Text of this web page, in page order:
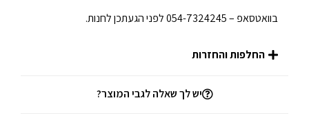
בוואטסאפ – 054-7324245 לפני הגעתכן לחנות.
החלפות והחזרות
יש לך שאלה לגבי המוצר?